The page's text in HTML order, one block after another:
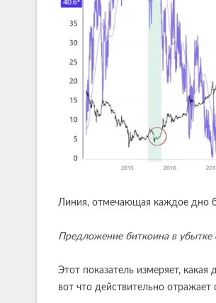
Линия, отмечающая каждое дно
Предложение биткоина в убытке
Этот показатель измеряет,
вот что действительно отражает